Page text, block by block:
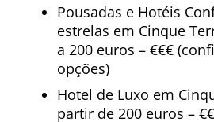
Pousadas e Hotéis
estrelas em Cinque
a 200 euros – €€€
opções)
Hotel de Luxo em
partir de 200 euros –